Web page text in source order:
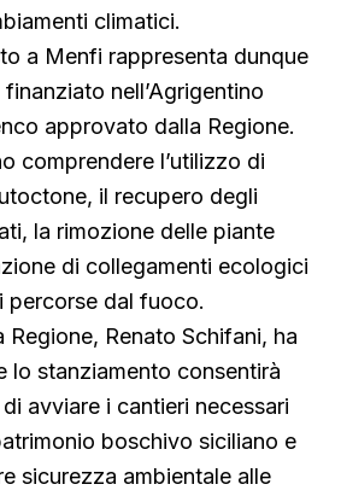
climatici.
a Menfi rappresenta dunque
nell’Agrigentino
approvato dalla Regione.
comprendere l’utilizzo di
il recupero degli
la rimozione delle piante
di collegamenti ecologici
percorse dal fuoco.
Regione, Renato Schifani, ha
lo stanziamento consentirà
avviare i cantieri necessari
boschivo siciliano e
sicurezza ambientale alle